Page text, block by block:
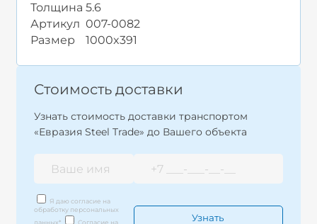
Толщина 5.6
Артикул 007-0082
Размер
1000x391
Стоимость доставки
Узнать стоимость доставки транспортом
«Евразия Steel Trade» до Вашего объекта
Я даю согласие на
обработку персональных